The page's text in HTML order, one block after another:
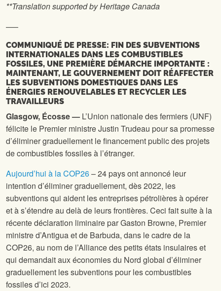
**Translation supported by Heritage Canada
—–
COMMUNIQUÉ DE PRESSE: FIN DES SUBVENTIONS
INTERNATIONALES DANS LES COMBUSTIBLES
FOSSILES, UNE PREMIÈRE DÉMARCHE IMPORTANTE :
MAINTENANT, LE GOUVERNEMENT DOIT RÉAFFECTER
LES SUBVENTIONS DOMESTIQUES DANS LES
ÉNERGIES RENOUVELABLES ET RECYCLER LES
TRAVAILLEURS
Glasgow, Écosse — L’Union nationale des fermiers (UNF)
félicite le Premier ministre Justin Trudeau pour sa promesse
d’éliminer graduellement le financement public des projets
de combustibles fossiles à l’étranger.
Aujourd’hui à la COP26– 24 pays ont annoncé leur
intention d’éliminer graduellement, dès 2022, les
subventions qui aident les entreprises pétrolières à opérer
et à s’étendre au delà de leurs frontières. Ceci fait suite à la
récente déclaration liminaire par Gaston Browne, Premier
ministre d’Antigua et de Barbuda, dans le cadre de la
COP26, au nom de l’Alliance des petits états insulaires et
qui demandait aux économies du Nord global d’éliminer
graduellement les subventions pour les combustibles
fossiles d’ici 2023.